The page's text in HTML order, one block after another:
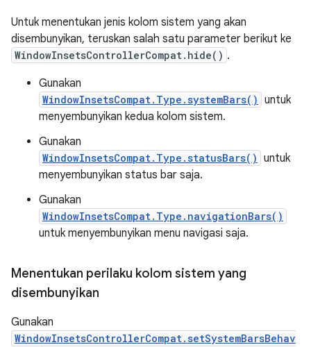
Untuk menentukan jenis kolom sistem yang akan
disembunyikan, teruskan salah satu parameter berikut ke
WindowInsetsControllerCompat.hide() .
Gunakan
WindowInsetsCompat.Type.systemBars() untuk
menyembunyikan kedua kolom sistem.
Gunakan
WindowInsetsCompat.Type.statusBars() untuk
menyembunyikan status bar saja.
Gunakan
WindowInsetsCompat.Type.navigationBars()
untuk menyembunyikan menu navigasi saja.
Menentukan perilaku kolom sistem yang
disembunyikan
Gunakan
WindowInsetsControllerCompat.setSystemBarsBehav